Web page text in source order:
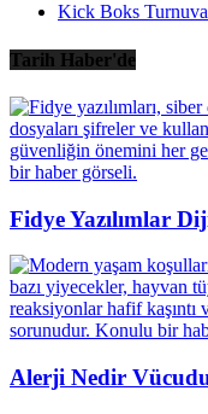
Kick Boks
Tarih Haber'de
Fidye Yazılımlar
Alerji Nedir